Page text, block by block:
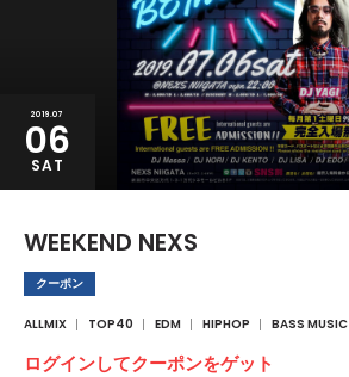
2019.07
06
SAT
WEEKEND NEXS
クーポン
ALLMIX TOP40 EDM HIPHOP BASS MUSIC
ログインしてクーポンをゲット